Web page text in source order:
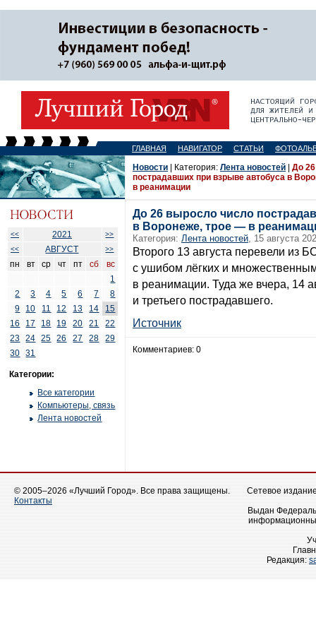
ГЛАВНАЯ НАВИГАТОР СТАТЬИ
<< 2021
>>
<<
АВГУСТ >>
пн вт ср чт пт сб
вс
1
2
3 4 5 6 7
8
9
10 11 12 13 14
15
16
17 18 19 20 21
22
23
24 25 26 27 28
29
30
31
Категории:
Все категории
Компьютеры, связь
Лента новостей
Новости | Категория: Лента новостей
До
пострадавших при взрыве автобуса в
в реанимации
До 26 выросло число
в Воронеже, трое — в
Категория: Лента новостей, 15 августа
Второго 13 августа перевели
с ушибом лёгких и
в реанимации. Туда же вчера, 14
и третьего пострадавшего.
Источник
Комментариев: 0
© 2005–2026 «Лучший Город». Все права защищены.
Контакты
Сетевое
Выдан
Редакция: